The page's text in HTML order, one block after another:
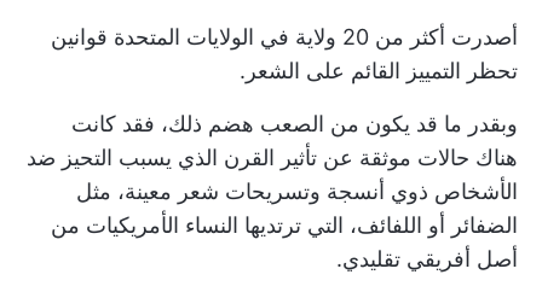
أصدرت أكثر من 20 ولاية في الولايات المتحدة قوانين
تحظر التمييز القائم على الشعر.
وبقدر ما قد يكون من الصعب هضم ذلك، فقد كانت
هناك حالات موثقة عن تأثير القرن الذي يسبب التحيز ضد
الأشخاص ذوي أنسجة وتسريحات شعر معينة، مثل
الضفائر أو اللفائف، التي ترتديها النساء الأمريكيات من
أصل أفريقي تقليدي.